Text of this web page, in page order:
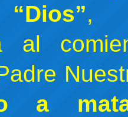
,
al
a